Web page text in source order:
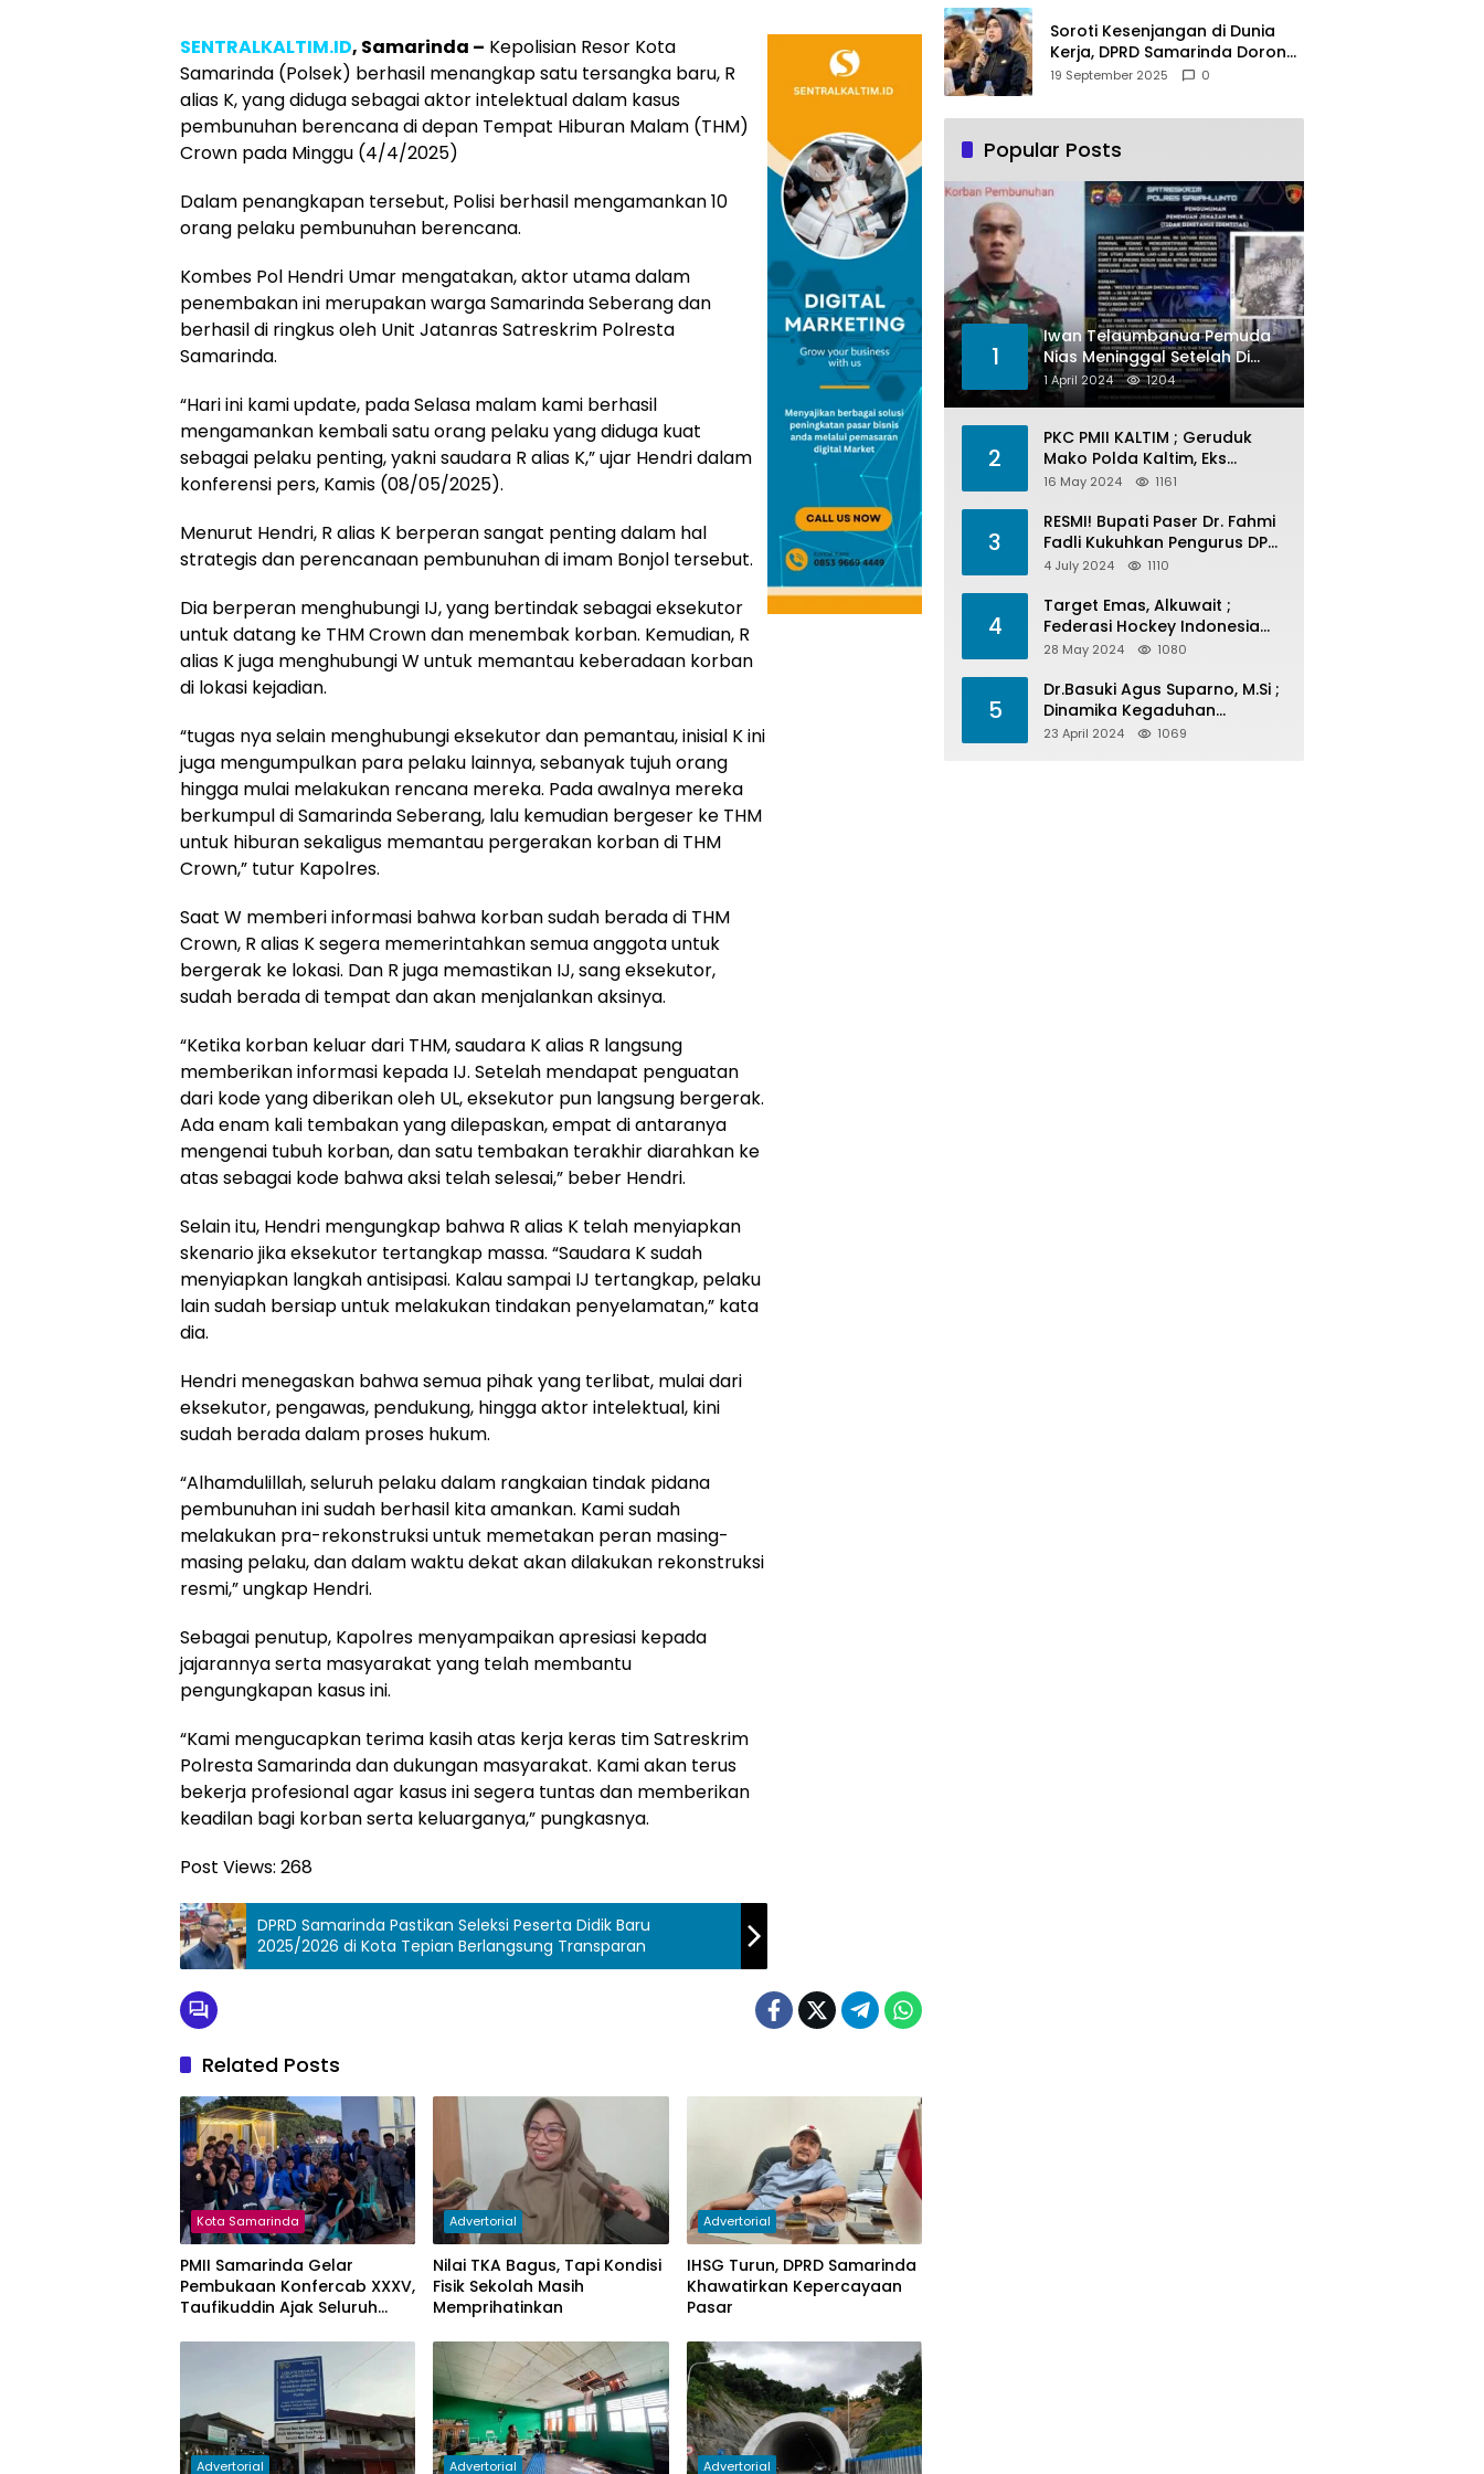
SENTRALKALTIM.ID, Samarinda – Kepolisian Resor Kota
Samarinda (Polsek) berhasil menangkap satu tersangka baru, R
alias K, yang diduga sebagai aktor intelektual dalam kasus
pembunuhan berencana di depan Tempat Hiburan Malam (THM)
Crown pada Minggu (4/4/2025)
Dalam penangkapan tersebut, Polisi berhasil mengamankan 10
orang pelaku pembunuhan berencana.
Kombes Pol Hendri Umar mengatakan, aktor utama dalam
penembakan ini merupakan warga Samarinda Seberang dan
berhasil di ringkus oleh Unit Jatanras Satreskrim Polresta
Samarinda.
“Hari ini kami update, pada Selasa malam kami berhasil
mengamankan kembali satu orang pelaku yang diduga kuat
sebagai pelaku penting, yakni saudara R alias K,” ujar Hendri dalam
konferensi pers, Kamis (08/05/2025).
Menurut Hendri, R alias K berperan sangat penting dalam hal
strategis dan perencanaan pembunuhan di imam Bonjol tersebut.
Dia berperan menghubungi IJ, yang bertindak sebagai eksekutor
untuk datang ke THM Crown dan menembak korban. Kemudian, R
alias K juga menghubungi W untuk memantau keberadaan korban
di lokasi kejadian.
“tugas nya selain menghubungi eksekutor dan pemantau, inisial K ini
juga mengumpulkan para pelaku lainnya, sebanyak tujuh orang
hingga mulai melakukan rencana mereka. Pada awalnya mereka
berkumpul di Samarinda Seberang, lalu kemudian bergeser ke THM
untuk hiburan sekaligus memantau pergerakan korban di THM
Crown,” tutur Kapolres.
Saat W memberi informasi bahwa korban sudah berada di THM
Crown, R alias K segera memerintahkan semua anggota untuk
bergerak ke lokasi. Dan R juga memastikan IJ, sang eksekutor,
sudah berada di tempat dan akan menjalankan aksinya.
“Ketika korban keluar dari THM, saudara K alias R langsung
memberikan informasi kepada IJ. Setelah mendapat penguatan
dari kode yang diberikan oleh UL, eksekutor pun langsung bergerak.
Ada enam kali tembakan yang dilepaskan, empat di antaranya
mengenai tubuh korban, dan satu tembakan terakhir diarahkan ke
atas sebagai kode bahwa aksi telah selesai,” beber Hendri.
Selain itu, Hendri mengungkap bahwa R alias K telah menyiapkan
skenario jika eksekutor tertangkap massa. “Saudara K sudah
menyiapkan langkah antisipasi. Kalau sampai IJ tertangkap, pelaku
lain sudah bersiap untuk melakukan tindakan penyelamatan,” kata
dia.
Hendri menegaskan bahwa semua pihak yang terlibat, mulai dari
eksekutor, pengawas, pendukung, hingga aktor intelektual, kini
sudah berada dalam proses hukum.
“Alhamdulillah, seluruh pelaku dalam rangkaian tindak pidana
pembunuhan ini sudah berhasil kita amankan. Kami sudah
melakukan pra-rekonstruksi untuk memetakan peran masing-
masing pelaku, dan dalam waktu dekat akan dilakukan rekonstruksi
resmi,” ungkap Hendri.
Sebagai penutup, Kapolres menyampaikan apresiasi kepada
jajarannya serta masyarakat yang telah membantu
pengungkapan kasus ini.
“Kami mengucapkan terima kasih atas kerja keras tim Satreskrim
Polresta Samarinda dan dukungan masyarakat. Kami akan terus
bekerja profesional agar kasus ini segera tuntas dan memberikan
keadilan bagi korban serta keluarganya,” pungkasnya.
Post Views: 268
DPRD Samarinda Pastikan Seleksi Peserta Didik Baru
2025/2026 di Kota Tepian Berlangsung Transparan
Related Posts
Kota Samarinda
PMII Samarinda Gelar
Pembukaan Konfercab XXXV,
Taufikuddin Ajak Seluruh
Advertorial
Nilai TKA Bagus, Tapi Kondisi
Fisik Sekolah Masih
Memprihatinkan
Advertorial
IHSG Turun, DPRD Samarinda
Khawatirkan Kepercayaan
Pasar
Advertorial Advertorial Advertorial
Soroti Kesenjangan di Dunia
Kerja, DPRD Samarinda Dorong
Pemkot Gencarkan
19 September 2025 0
Popular Posts
1
Iwan Telaumbanua Pemuda
Nias Meninggal Setelah Di
Habisi Oknum TNI AL
1 April 2024 1204
2
PKC PMII KALTIM ; Geruduk
Mako Polda Kaltim, Eks
Lubang Tambang Banyak
16 May 2024 1161
3
RESMI! Bupati Paser Dr. Fahmi
Fadli Kukuhkan Pengurus DPP
LAP 2024-2029
4 July 2024 1110
4
Target Emas, Alkuwait ;
Federasi Hockey Indonesia
Kota Balikpapan Siap Menjadi
28 May 2024 1080
5
Dr.Basuki Agus Suparno, M.Si ;
Dinamika Kegaduhan
Komunikasi Politik Jelang
23 April 2024 1069